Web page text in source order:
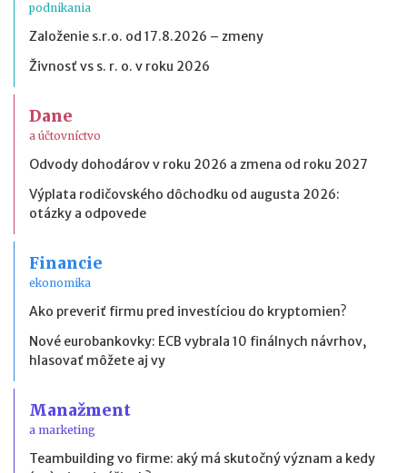
podnikania
Založenie s.r.o. od 17.8.2026 – zmeny
Živnosť vs s. r. o. v roku 2026
Dane
a účtovníctvo
Odvody dohodárov v roku 2026 a zmena od roku 2027
Výplata rodičovského dôchodku od augusta 2026:
otázky a odpovede
Financie
ekonomika
Ako preveriť firmu pred investíciou do kryptomien?
Nové eurobankovky: ECB vybrala 10 finálnych návrhov,
hlasovať môžete aj vy
Manažment
a marketing
Teambuilding vo firme: aký má skutočný význam a kedy